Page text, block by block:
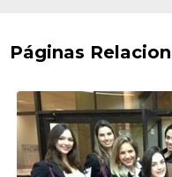
Páginas